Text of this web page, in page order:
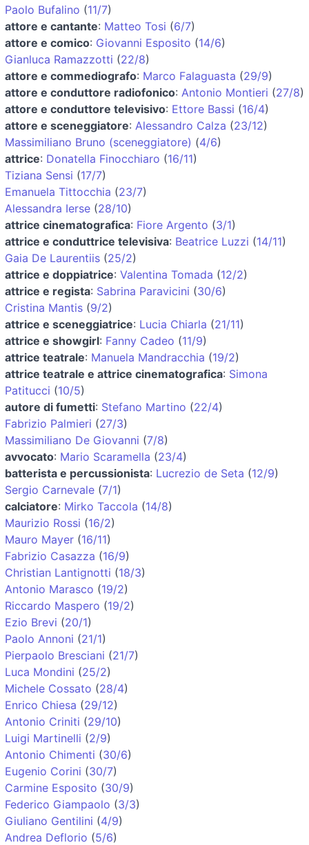
Paolo Bufalino (11/7)
attore e cantante: Matteo Tosi (6/7)
attore e comico: Giovanni Esposito (14/6)
Gianluca Ramazzotti (22/8)
attore e commediografo: Marco Falaguasta (29/9)
attore e conduttore radiofonico: Antonio Montieri (27/8)
attore e conduttore televisivo: Ettore Bassi (16/4)
attore e sceneggiatore: Alessandro Calza (23/12)
Massimiliano Bruno (sceneggiatore) (4/6)
attrice: Donatella Finocchiaro (16/11)
Tiziana Sensi (17/7)
Emanuela Tittocchia (23/7)
Alessandra Ierse (28/10)
attrice cinematografica: Fiore Argento (3/1)
attrice e conduttrice televisiva: Beatrice Luzzi (14/11)
Gaia De Laurentiis (25/2)
attrice e doppiatrice: Valentina Tomada (12/2)
attrice e regista: Sabrina Paravicini (30/6)
Cristina Mantis (9/2)
attrice e sceneggiatrice: Lucia Chiarla (21/11)
attrice e showgirl: Fanny Cadeo (11/9)
attrice teatrale: Manuela Mandracchia (19/2)
attrice teatrale e attrice cinematografica: Simona
Patitucci (10/5)
autore di fumetti: Stefano Martino (22/4)
Fabrizio Palmieri (27/3)
Massimiliano De Giovanni (7/8)
avvocato: Mario Scaramella (23/4)
batterista e percussionista: Lucrezio de Seta (12/9)
Sergio Carnevale (7/1)
calciatore: Mirko Taccola (14/8)
Maurizio Rossi (16/2)
Mauro Mayer (16/11)
Fabrizio Casazza (16/9)
Christian Lantignotti (18/3)
Antonio Marasco (19/2)
Riccardo Maspero (19/2)
Ezio Brevi (20/1)
Paolo Annoni (21/1)
Pierpaolo Bresciani (21/7)
Luca Mondini (25/2)
Michele Cossato (28/4)
Enrico Chiesa (29/12)
Antonio Criniti (29/10)
Luigi Martinelli (2/9)
Antonio Chimenti (30/6)
Eugenio Corini (30/7)
Carmine Esposito (30/9)
Federico Giampaolo (3/3)
Giuliano Gentilini (4/9)
Andrea Deflorio (5/6)